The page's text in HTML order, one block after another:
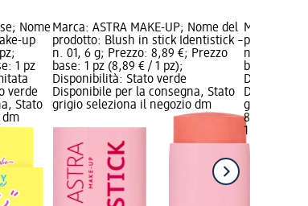
Nome
up
1 pz
verde
Stato
dm
Marca: ASTRA MAKE-UP; Nome del
prodotto: Blush in stick Identistick –
n. 01, 6 g; Prezzo: 8,89 €; Prezzo
base: 1 pz (8,89 € / 1 pz);
Disponibilità: Stato verde
Disponibile per la consegna, Stato
grigio seleziona il negozio dm
Marca:
prodotto:
n. 04, 6 g;
base: 1 pz
Disponibile
grigio
8,89 €
1 pz (8,89 €